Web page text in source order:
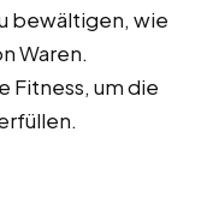
bewältigen, wie
Waren.
Fitness, um die